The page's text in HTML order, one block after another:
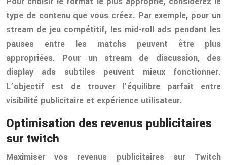
type de contenu que vous créez. Par exemple, pour un
stream de jeu compétitif, les mid-roll ads pendant les
pauses entre les matchs peuvent être plus
appropriées. Pour un stream de discussion, des
display ads subtiles peuvent mieux fonctionner.
L’objectif est de trouver l’équilibre parfait entre
visibilité publicitaire et expérience utilisateur.
Optimisation des revenus publicitaires
sur twitch
Maximiser vos revenus publicitaires sur Twitch